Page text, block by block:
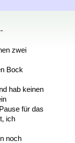
zwei
Bock
hab keinen
für das
ich
noch